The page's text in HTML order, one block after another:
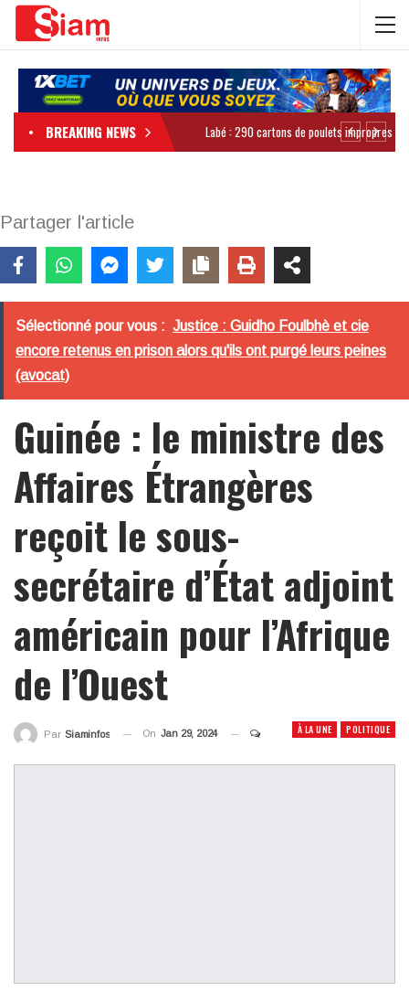
BREAKING NEWS
Partager l'article
Sélectionné pour vous : Justice : Guidho Foulbhè et cie
encore retenus en prison alors qu'ils ont purgé leurs peines
(avocat)
Guinée : le ministre des
Affaires Étrangères
reçoit le sous-
secrétaire d’État adjoint
américain pour l’Afrique
de l’Ouest
À LA UNE POLITIQUE
Par Siaminfos On Jan 29, 2024